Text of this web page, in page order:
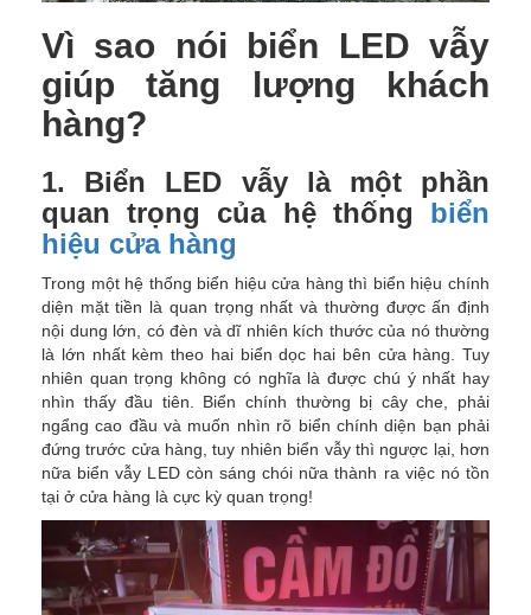
Vì sao nói biển LED vẫy
giúp tăng lượng khách
hàng?
1. Biển LED vẫy là một phần
quan trọng của hệ thống biển
hiệu cửa hàng
Trong một hệ thống biển hiệu cửa hàng thì biển hiệu chính
diện mặt tiền là quan trọng nhất và thường được ấn định
nội dung lớn, có đèn và dĩ nhiên kích thước của nó thường
là lớn nhất kèm theo hai biển dọc hai bên cửa hàng. Tuy
nhiên quan trọng không có nghĩa là được chú ý nhất hay
nhìn thấy đầu tiên. Biển chính thường bị cây che, phải
ngẩng cao đầu và muốn nhìn rõ biển chính diện bạn phải
đứng trước cửa hàng, tuy nhiên biển vẫy thì ngược lại, hơn
nữa biển vẫy LED còn sáng chói nữa thành ra việc nó tồn
tại ở cửa hàng là cực kỳ quan trọng!